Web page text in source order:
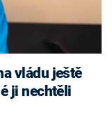
vládu ještě
ji nechtěli